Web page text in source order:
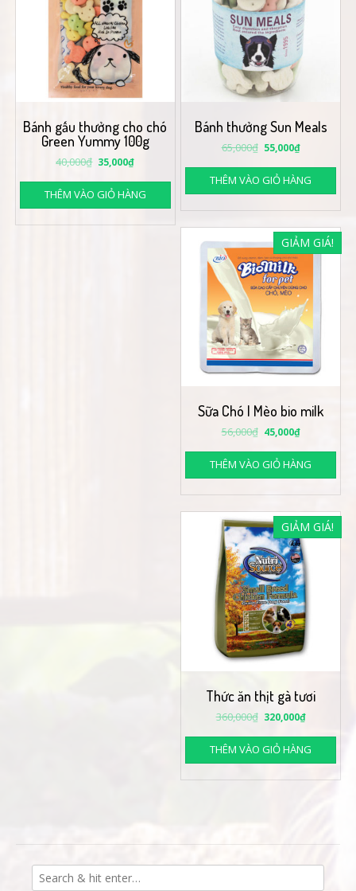
Bánh gấu thưởng cho chó
Green Yummy 100g
40,000₫ 35,000₫
THÊM VÀO GIỎ HÀNG
Bánh thưởng Sun Meals
65,000₫ 55,000₫
THÊM VÀO GIỎ HÀNG
GIẢM GIÁ!
Sữa Chó | Mèo bio milk
56,000₫ 45,000₫
THÊM VÀO GIỎ HÀNG
GIẢM GIÁ!
Thức ăn thịt gà tươi
360,000₫ 320,000₫
THÊM VÀO GIỎ HÀNG